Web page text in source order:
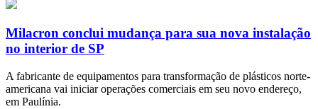
Milacron conclui mudança para sua nova instalação
no interior de SP
A fabricante de equipamentos para transformação de plásticos norte-
americana vai iniciar operações comerciais em seu novo endereço,
em Paulínia.